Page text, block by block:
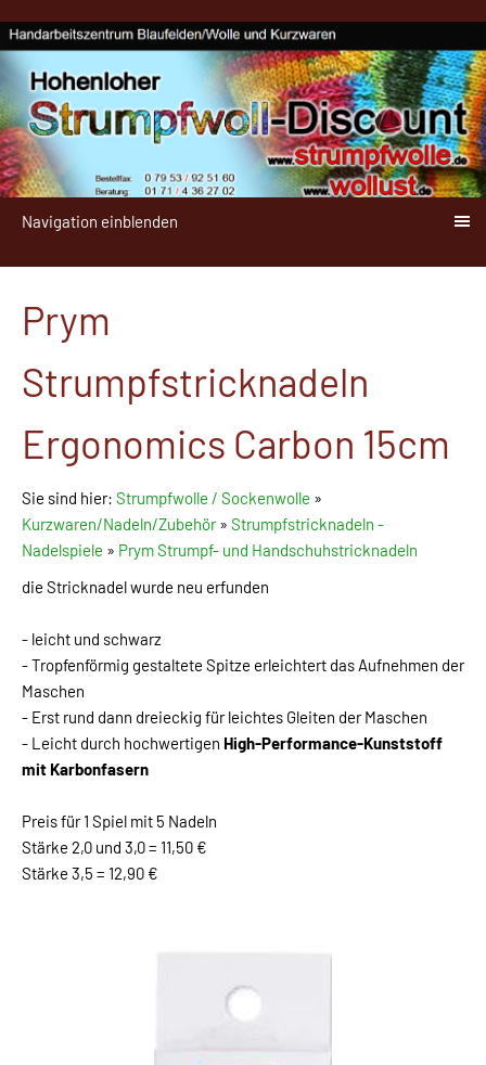
Navigation einblenden
Prym
Strumpfstricknadeln
Ergonomics Carbon 15cm
Sie sind hier: Strumpfwolle / Sockenwolle »
Kurzwaren/Nadeln/Zubehör» Strumpfstricknadeln -
Nadelspiele » Prym Strumpf- und Handschuhstricknadeln
die Stricknadel wurde neu erfunden
- leicht und schwarz
- Tropfenförmig gestaltete Spitze erleichtert das Aufnehmen der
Maschen
- Erst rund dann dreieckig für leichtes Gleiten der Maschen
- Leicht durch hochwertigen High-Performance-Kunststoff
mit Karbonfasern
Preis für 1 Spiel mit 5 Nadeln
Stärke 2,0 und 3,0 = 11,50 €
Stärke 3,5 = 12,90 €